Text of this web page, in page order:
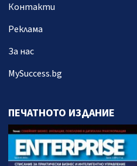
Контакти
Реклама
За нас
MySuccess.bg
ПЕЧАТНОТО ИЗДАНИЕ